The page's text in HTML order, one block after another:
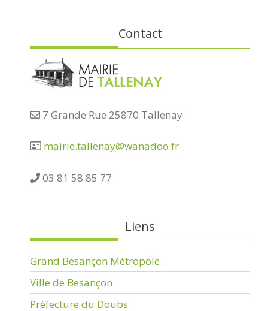
Contact
7 Grande Rue 25870 Tallenay
mairie.tallenay@wanadoo.fr
03 81 58 85 77
Liens
Grand Besançon Métropole
Ville de Besançon
Préfecture du Doubs